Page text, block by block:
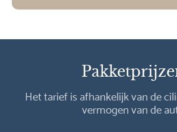
Het tarief is afhankelijk van de
vermogen van de